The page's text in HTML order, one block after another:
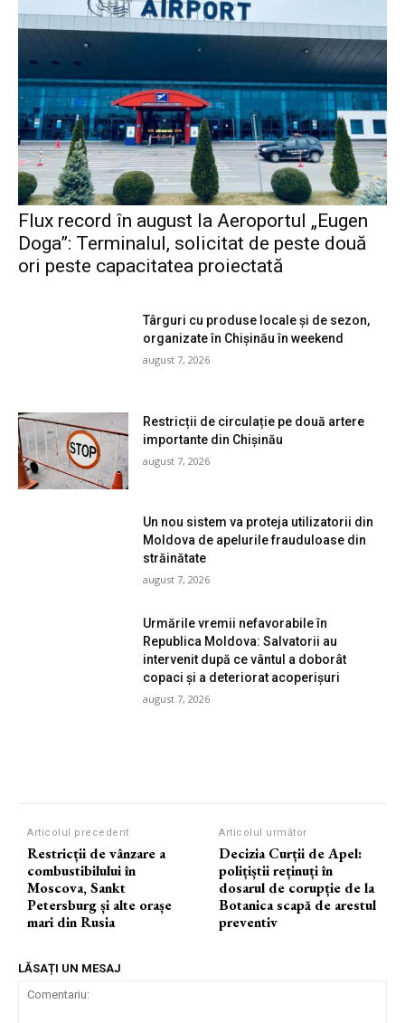
Flux record în august la Aeroportul „Eugen
Doga”: Terminalul, solicitat de peste două
ori peste capacitatea proiectată
Târguri cu produse locale și de sezon,
organizate în Chișinău în weekend
august 7, 2026
Restricții de circulație pe două artere
importante din Chișinău
august 7, 2026
Un nou sistem va proteja utilizatorii din
Moldova de apelurile frauduloase din
străinătate
august 7, 2026
Urmările vremii nefavorabile în
Republica Moldova: Salvatorii au
intervenit după ce vântul a doborât
copaci și a deteriorat acoperișuri
august 7, 2026
Articolul precedent
Restricții de vânzare a
combustibilului în
Moscova, Sankt
Petersburg și alte orașe
mari din Rusia
Articolul următor
Decizia Curții de Apel:
polițiștii reținuți în
dosarul de corupție de la
Botanica scapă de arestul
preventiv
LĂSAȚI UN MESAJ